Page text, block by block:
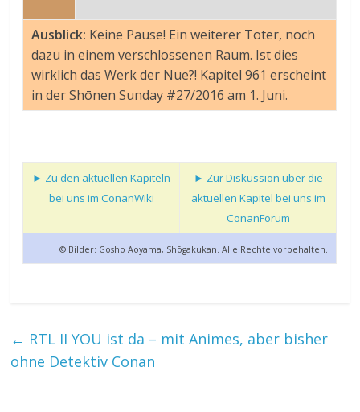
Ausblick: Keine Pause! Ein weiterer Toter, noch
dazu in einem verschlossenen Raum. Ist dies
wirklich das Werk der Nue?! Kapitel 961 erscheint
in der Shōnen Sunday #27/2016 am 1. Juni.
► Zu den aktuellen Kapiteln
bei uns im ConanWiki
► Zur Diskussion über die
aktuellen Kapitel bei uns im
ConanForum
© Bilder: Gosho Aoyama, Shōgakukan. Alle Rechte vorbehalten.
← RTL II YOU ist da – mit Animes, aber bisher
ohne Detektiv Conan